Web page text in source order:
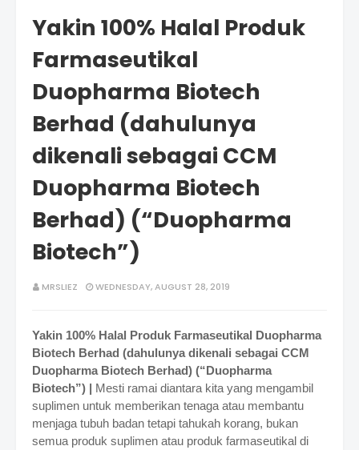
Yakin 100% Halal Produk
Farmaseutikal
Duopharma Biotech
Berhad (dahulunya
dikenali sebagai CCM
Duopharma Biotech
Berhad) (“Duopharma
Biotech”)
MRSLIEZ WEDNESDAY, AUGUST 28, 2019
Yakin 100% Halal Produk Farmaseutikal Duopharma
Biotech Berhad (dahulunya dikenali sebagai CCM
Duopharma Biotech Berhad) (“Duopharma
Biotech”) | Mesti ramai diantara kita yang mengambil
suplimen untuk memberikan tenaga atau membantu
menjaga tubuh badan tetapi tahukah korang, bukan
semua produk suplimen atau produk farmaseutikal di